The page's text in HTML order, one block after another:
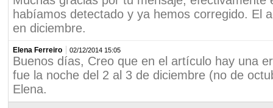
habíamos detectado y ya hemos corregido. El
en diciembre.
Elena Ferreiro 02/12/2014 15:05
Buenos días, Creo que en el artículo hay una
fue la noche del 2 al 3 de diciembre (no de
Elena.